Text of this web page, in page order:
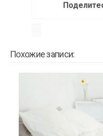
Похожие записи: